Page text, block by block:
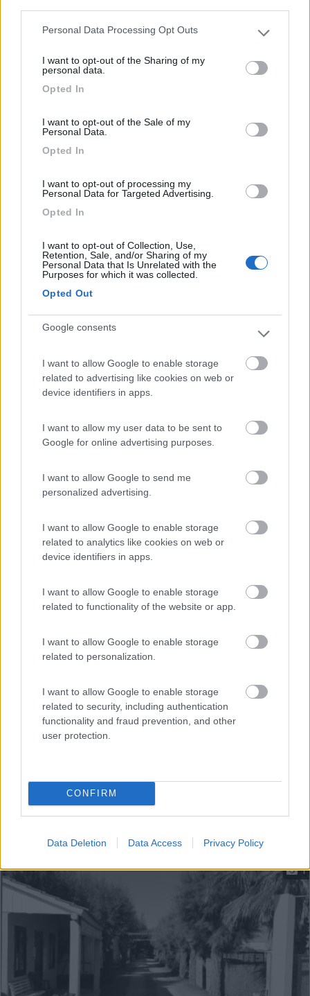
Please note that this website/app uses one or more Google
not limited to your visit or usage behaviour. You may click to
grant or deny consent to Google and its third-party tags to
use your data for below specified purposes in below Google
Personal Data Processing Opt Outs
I want to opt-out of the Sharing of my
personal data.
Opted In
I want to opt-out of the Sale of my
Personal Data.
Opted In
I want to opt-out of processing my
Personal Data for Targeted Advertising.
Opted In
I want to opt-out of Collection, Use,
Retention, Sale, and/or Sharing of my
Personal Data that Is Unrelated with the
Purposes for which it was collected.
Opted Out
Google consents
I want to allow Google to enable storage
related to advertising like cookies on web or
device identifiers in apps.
I want to allow my user data to be sent to
Google for online advertising purposes.
I want to allow Google to send me
personalized advertising.
I want to allow Google to enable storage
related to analytics like cookies on web or
device identifiers in apps.
I want to allow Google to enable storage
related to functionality of the website or app.
I want to allow Google to enable storage
related to personalization.
I want to allow Google to enable storage
related to security, including authentication
functionality and fraud prevention, and other
user protection.
CONFIRM
Data Deletion Data Access Privacy Policy
Campeggio
4,5 2
Servizi / Posizione
C.da Villa Fumosa
Campeggio
Camping Village Eurcamping Abruzzo
7,9
Servizi / Posizione
A circa 3 km dal centro, struttura affaccita sul
Roseto degli Abruzzi (TE) - 9.2km
Via Lungomare Trieste 90
1